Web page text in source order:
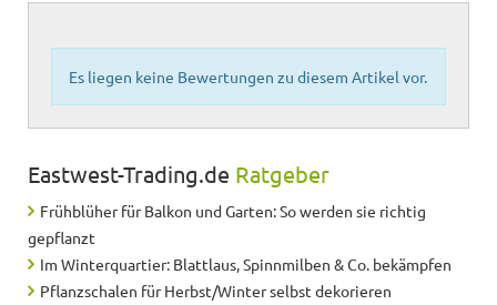
Es liegen keine Bewertungen zu diesem Artikel vor.
Eastwest-Trading.de Ratgeber
Frühblüher für Balkon und Garten: So werden sie richtig
gepflanzt
Im Winterquartier: Blattlaus, Spinnmilben & Co. bekämpfen
Pflanzschalen für Herbst/Winter selbst dekorieren